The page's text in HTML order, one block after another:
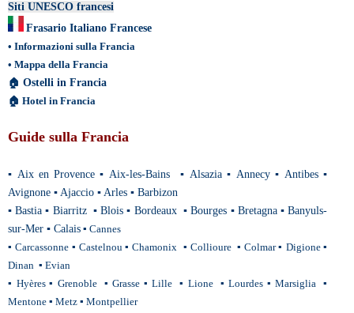
Siti UNESCO francesi
Frasario Italiano Francese
• Informazioni sulla Francia
• Mappa della Francia
🏠 Ostelli in Francia
🏠 Hotel in Francia
Guide sulla Francia
▪Aix en Provence ▪Aix-les-Bains ▪ Alsazia▪ Annecy ▪Antibes ▪
Avignone ▪ Ajaccio ▪ Arles ▪ Barbizon
▪Bastia ▪ Biarritz▪Blois▪ Bordeaux▪Bourges ▪ Bretagna▪Banyuls-
sur-Mer ▪ Calais ▪ Cannes
▪Carcassonne ▪ Castelnou▪Chamonix ▪ Collioure▪ Colmar▪ Digione▪
Dinan ▪ Evian
▪ Hyères▪ Grenoble▪Grasse ▪Lille ▪ Lione▪Lourdes ▪Marsiglia ▪
Mentone ▪ Metz ▪ Montpellier